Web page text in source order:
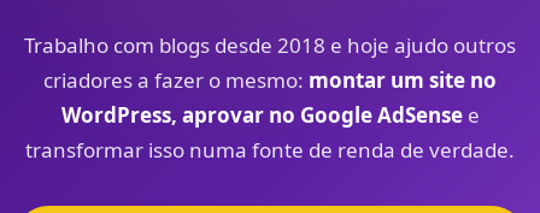
Trabalho com blogs desde 2018 e hoje ajudo outros
criadores a fazer o mesmo: montar um site no
WordPress, aprovar no Google AdSensee
transformar isso numa fonte de renda de verdade.